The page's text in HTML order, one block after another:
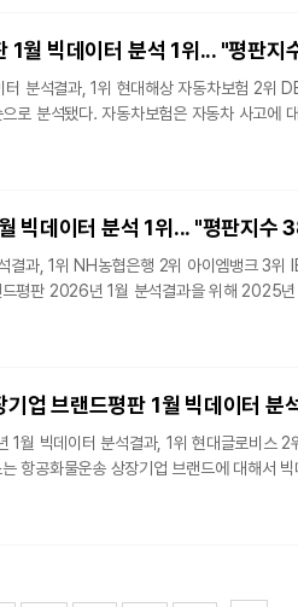
12월 14일부터 2026년 1월 14일까지의 타
분석결과, 1위 현대해상 자동차보험 2위
차 사고에 대비하기 위한
억 원에 비해
참여, 미디어, 소통, 커뮤니티가치로 분류하
빅데이터 분석 1위... "평판지수
농협은행 2위 아이엠뱅크 3위 IBK기업은행 순으로
빅데이터 11,086,507개와 비교하면
드 평판조사에서는 참여지수와 미디어지수,
월 빅데이터 분석결과, 1위 현대글로비스 2
석하여 소비자들의 브랜드 평판을 분석했